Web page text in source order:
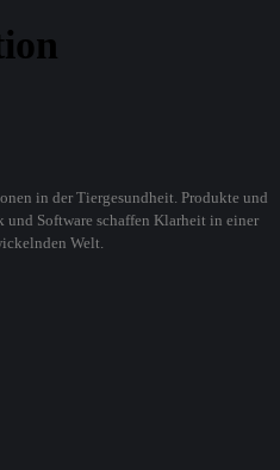
in der Tiergesundheit. Produkte und
Software schaffen Klarheit in einer
Welt.